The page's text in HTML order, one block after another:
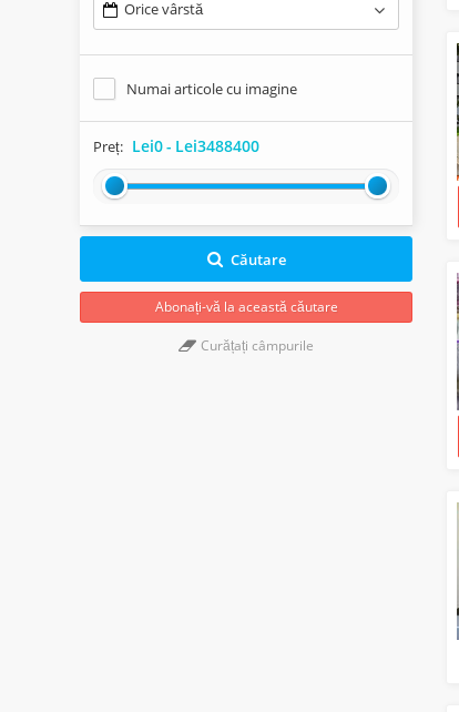
Orice vârstă
Numai articole cu imagine
Preț: Lei0- Lei3488400
Căutare
Abonați-vă la această căutare
Curățați câmpurile